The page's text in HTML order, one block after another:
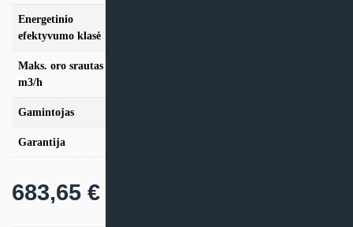
Energetinio
efektyvumo klasė
Maks. oro srautas
m3/h
Gamintojas
Garantija
683,65 €